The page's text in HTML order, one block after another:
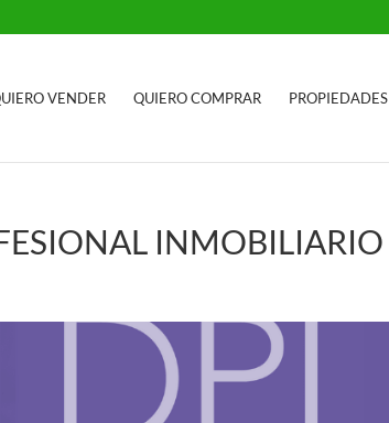
VENDER QUIERO COMPRAR PROPIEDADES
INMOBILIARIO